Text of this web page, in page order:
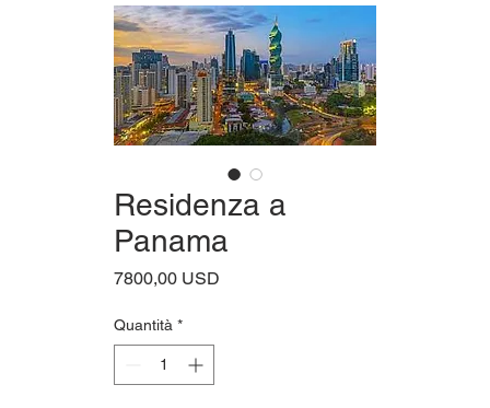
Residenza a
Panama
7800,00 USD
Quantità *